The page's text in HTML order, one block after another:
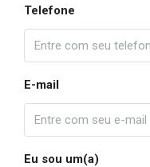
Telefone
E-mail
Eu sou um(a)